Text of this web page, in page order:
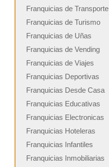
Franquicias de Transporte
Franquicias de Turismo
Franquicias de Uñas
Franquicias de Vending
Franquicias de Viajes
Franquicias Deportivas
Franquicias Desde Casa
Franquicias Educativas
Franquicias Electronicas
Franquicias Hoteleras
Franquicias Infantiles
Franquicias Inmobiliarias